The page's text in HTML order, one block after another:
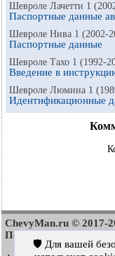
Шевроле Лачетти 1
Паспортные данные
Шевроле Нива 1 (2002-
Паспортные данные
Шевроле Тахо 1 (1992-
Введение в
Шевроле Люмина 1
Идентификационные
ChevyMan.ru © 2017-
Поиск по сайту
🛡️ Для вашей